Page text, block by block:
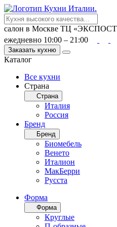
салон в Москве ТЦ
ежедневно 10:00 – 21:00
Заказать кухню
Каталог
Все кухни
Страна
Страна
Италия
Россия
Бренд
Бренд
Биомебель
Венето
Италион
МакБерри
Русста
Форма
Форма
Круглые